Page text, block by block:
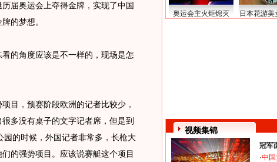
届奥运会上夺得金牌，实现了中国
的梦想。
的角度应该是不一样的，现场是怎
，预赛阶段欧洲的记者比较少，
多没有桌子的文字记者席，但是到
的时候，外国记者非常多，长枪大
的强势项目。应该说赛艇这个项目
奥运会主火炬熄灭 日本花游美
视频集锦
冠军
·中